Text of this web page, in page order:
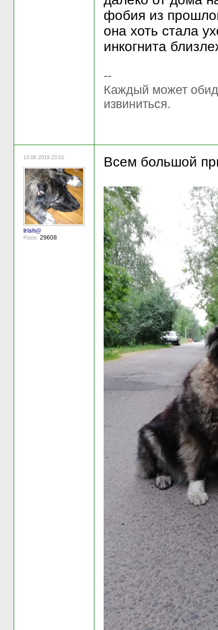
фобия из
она хоть стала
инкогнита
--
Каждый может
извиниться.
13.06.2019 23:01
Irish@
Posts: 29608
Всем большой